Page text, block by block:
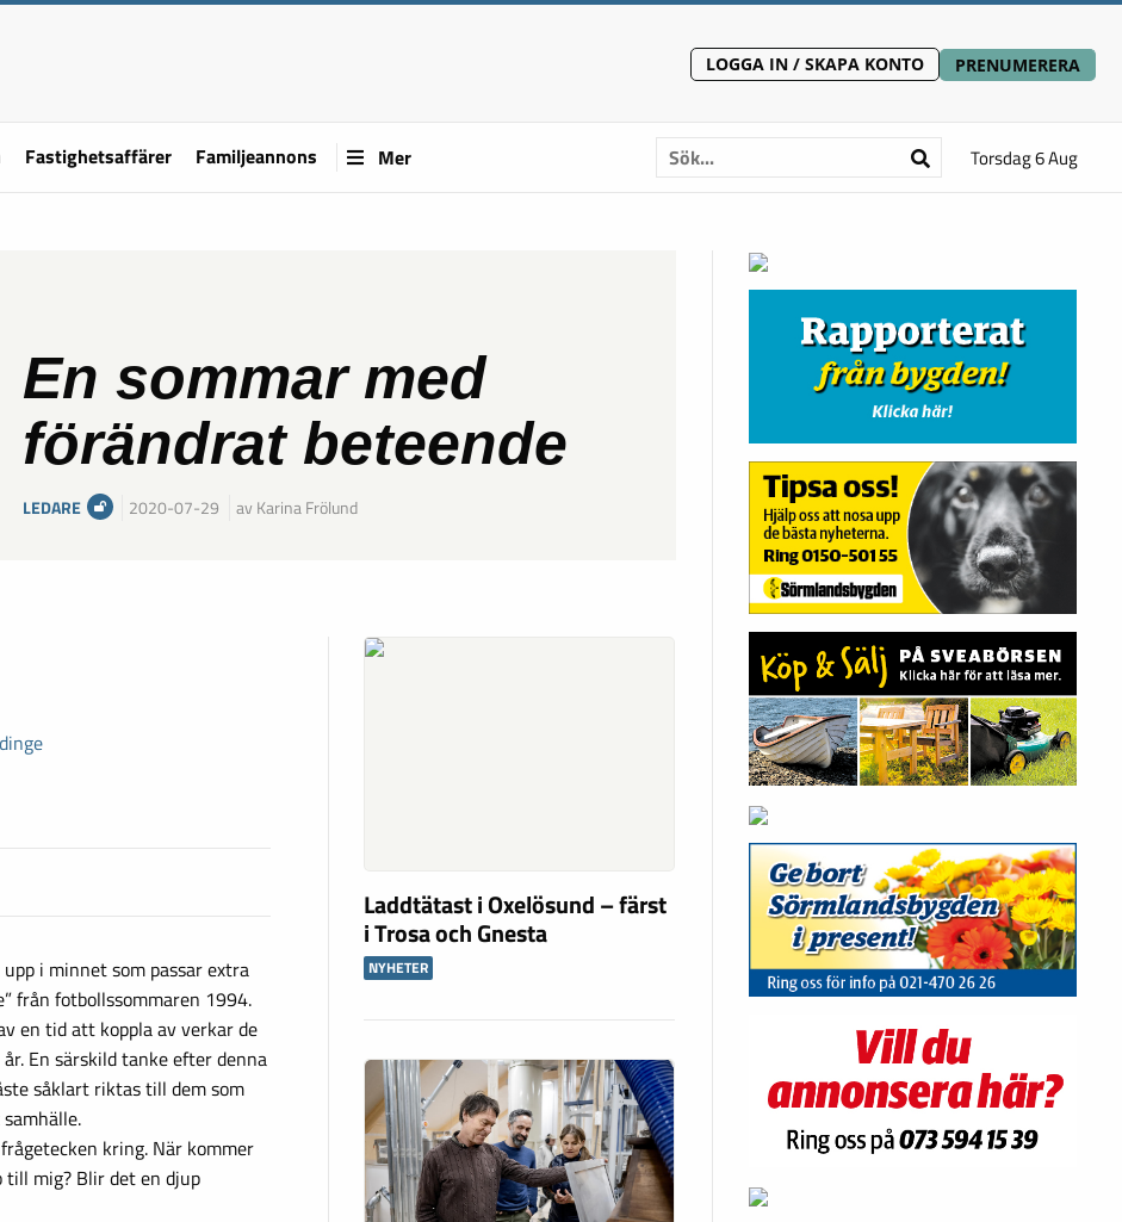
LOGGA IN / SKAPA KONTO PRENUMERERA
Fastighetsaffärer Familjeannons Mer Torsdag 6 Aug
En sommar med
förändrat beteende
LEDARE 2020-07-29 av Karina Frölund
i minnet som passar extra
från fotbollssommaren 1994.
en tid att koppla av verkar de
En särskild tanke efter denna
såklart riktas till dem som
kring. När kommer
mig? Blir det en djup
Laddtätast i Oxelösund – färst
i Trosa och Gnesta
NYHETER